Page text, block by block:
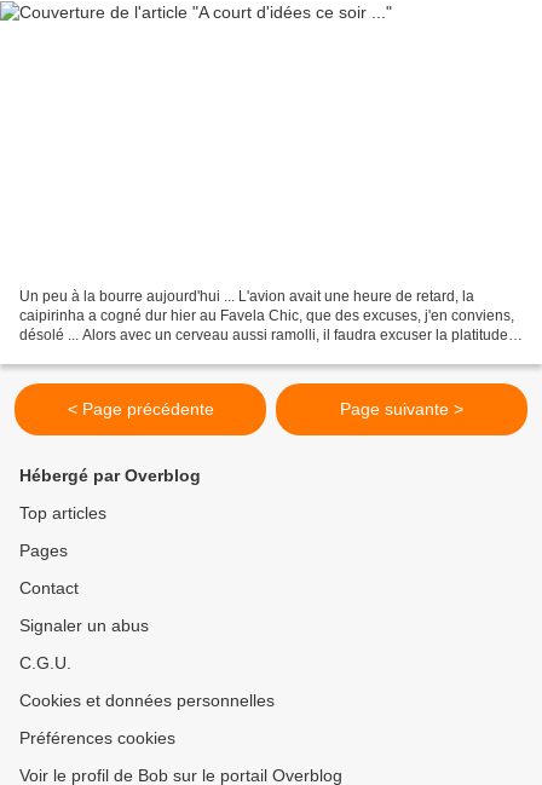
Un peu à la bourre aujourd'hui ... L'avion avait une heure de retard, la
caipirinha a cogné dur hier au Favela Chic, que des excuses, j'en conviens,
désolé ... Alors avec un cerveau aussi ramolli, il faudra excuser la platitude
< Page précédente Page suivante >
Hébergé par Overblog
Top articles
Pages
Contact
Signaler un abus
C.G.U.
Cookies et données personnelles
Préférences cookies
Voir le profil de Bob sur le portail Overblog